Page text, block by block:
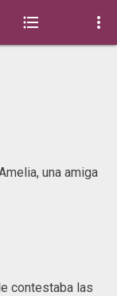
 
una amiga
contestaba las